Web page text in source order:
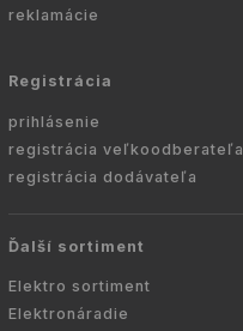
reklamácie
Registrácia
prihlásenie
registrácia veľkoodberateľa
registrácia dodávateľa
Ďalší sortiment
Elektro sortiment
Elektronáradie